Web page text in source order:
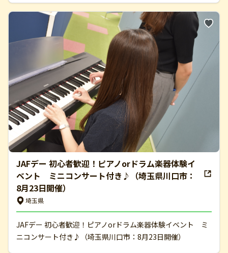
JAFデー 初心者歓迎！ピアノorドラム楽器体験イ
ベント ミニコンサート付き♪（埼玉県川口市：
8月23日開催）
埼玉県
JAFデー 初心者歓迎！ピアノorドラム楽器体験イベント ミ
ニコンサート付き♪（埼玉県川口市：8月23日開催）